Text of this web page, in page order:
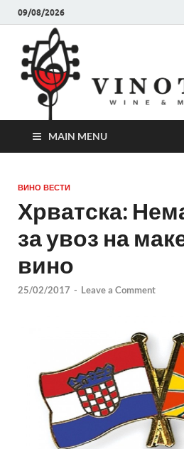
09/08/2026
MAIN MENU
ВИНО ВЕСТИ
Хрватска:
за увоз на
вино
25/02/2017 - Leave a Comment